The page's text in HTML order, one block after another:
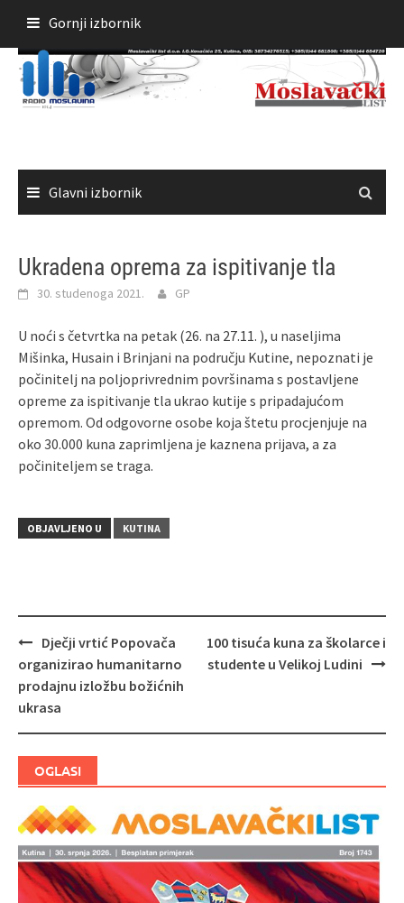
sadržaja
Gornji izbornik
Glavni izbornik
Ukradena oprema za ispitivanje tla
30. studenoga 2021. GP
U noći s četvrtka na petak (26. na 27.11. ), u naseljima
Mišinka, Husain i Brinjani na području Kutine, nepoznati je
počinitelj na poljoprivrednim površinama s postavljene
opreme za ispitivanje tla ukrao kutije s pripadajućom
opremom. Od odgovorne osobe koja štetu procjenjuje na
oko 30.000 kuna zaprimljena je kaznena prijava, a za
počiniteljem se traga.
OBJAVLJENO U KUTINA
Navigacija
objava
Dječji vrtić Popovača
organizirao humanitarno
prodajnu izložbu božićnih
ukrasa
100 tisuća kuna za školarce i
studente u Velikoj Ludini
OGLASI